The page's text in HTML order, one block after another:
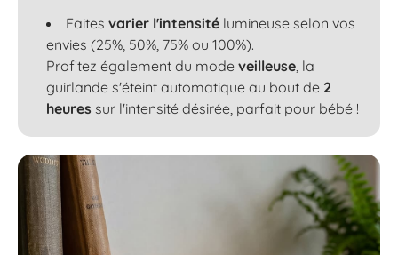
Faites varier l'intensité lumineuse selon vos
envies (25%, 50%, 75% ou 100%).
Profitez également du mode veilleuse , la
guirlande s'éteint automatique au bout de 2
heures sur l'intensité désirée, parfait pour bébé !